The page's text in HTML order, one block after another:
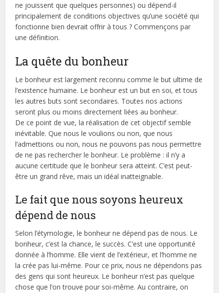
ne jouissent que quelques personnes) ou dépend-il
principalement de conditions objectives qu’une société qui
fonctionne bien devrait offrir à tous ? Commençons par
une définition.
La quête du bonheur
Le bonheur est largement reconnu comme le but ultime de
l’existence humaine. Le bonheur est un but en soi, et tous
les autres buts sont secondaires. Toutes nos actions
seront plus ou moins directement liées au bonheur.
De ce point de vue, la réalisation de cet objectif semble
inévitable. Que nous le voulions ou non, que nous
l’admettions ou non, nous ne pouvons pas nous permettre
de ne pas rechercher le bonheur. Le problème : il n’y a
aucune certitude que le bonheur sera atteint. C’est peut-
être un grand rêve, mais un idéal inatteignable.
Le fait que nous soyons heureux
dépend de nous
Selon l’étymologie, le bonheur ne dépend pas de nous. Le
bonheur, c’est la chance, le succès. C’est une opportunité
donnée à l’homme. Elle vient de l’extérieur, et l’homme ne
la crée pas lui-même. Pour ce prix, nous ne dépendons pas
des gens qui sont heureux. Le bonheur n’est pas quelque
chose que l’on trouve pour soi-même. Au contraire, on